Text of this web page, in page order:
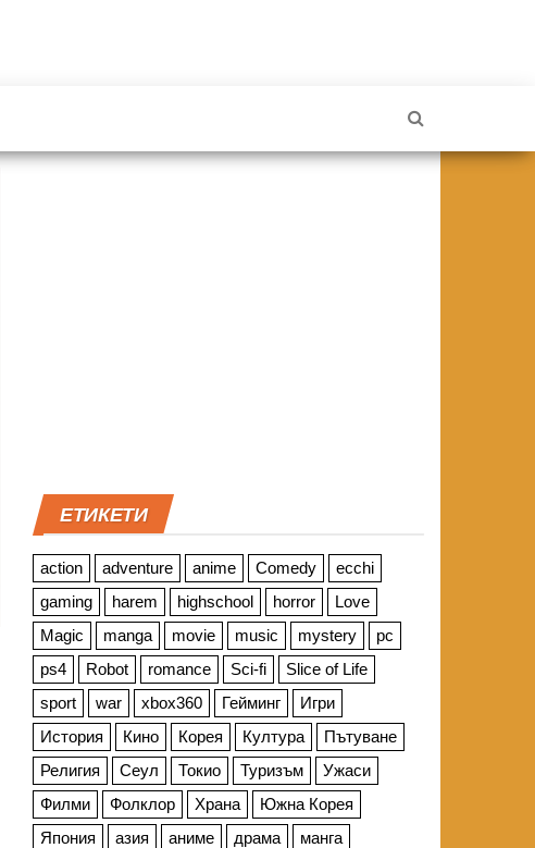
ЕТИКЕТИ
action adventure anime Comedy
ecchi
gaming
harem highschool horror
Love
Magic
manga movie music mystery
pc
ps4
Robot romance Sci-fi
Slice of Life
sport
war xbox360 Гейминг
Игри
История
Кино Корея Култура
Пътуване
Религия
Сеул Токио Туризъм
Ужаси
Филми
Фолклор Храна
Южна Корея
Япония
азия аниме драма манга